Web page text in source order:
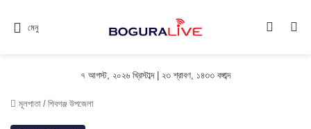
মেনু
৭ আগস্ট, ২০২৬ খ্রিস্টাব্দ| ২৩ শ্রাবণ, ১৪৩৩ বঙ্গাব্দ
মূলপাতা / শিবগঞ্জ উপজেলা